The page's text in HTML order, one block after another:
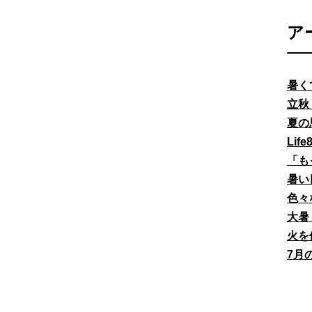
ア
暑く
立
夏の
「
暑い
色々
大
火を
7月